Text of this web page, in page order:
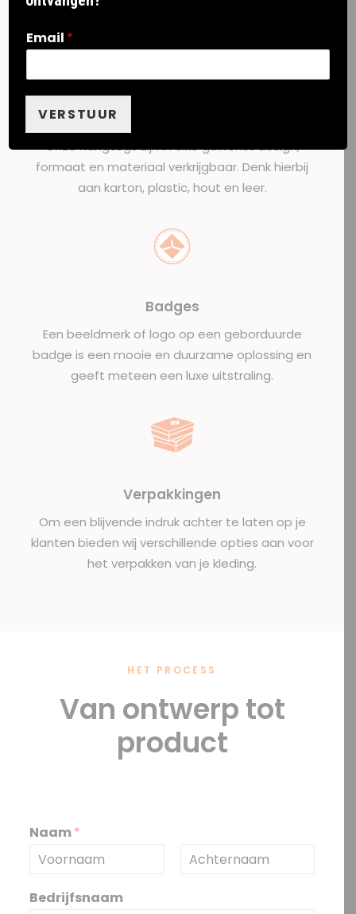
Onze hangtags zijn in elke gewenst design,
formaat en materiaal verkrijgbaar. Denk hierbij
aan karton, plastic, hout en leer.
Badges
Een beeldmerk of logo op een geborduurde
badge is een mooie en duurzame oplossing en
geeft meteen een luxe uitstraling.
Verpakkingen
Om een blijvende indruk achter te laten op je
klanten bieden wij verschillende opties aan voor
het verpakken van je kleding.
HET PROCESS
Van ontwerp tot
product
Naam *
o
o
Bedrijfsnaam
Email *
VERSTUUR